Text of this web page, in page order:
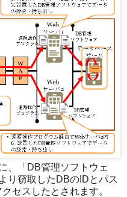
、「DB管理ソフトウェ
り窃取したDBのIDとパス
セスしたとされます。